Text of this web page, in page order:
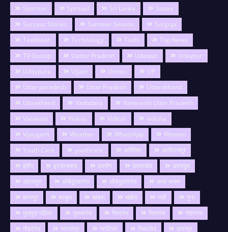
Sportsm
Spritual Sri Lanka
States
Success Stories
Summer Season
Surguja
Taalibaan
Technology Tools
Top News
TV Gossip
Uattar Pradesh Udaipur
Udaypur
Udaypura
Ujjain Unnao
UP
Uttar paradesh
Uttar Pradesh
Uttarakhand
Uttrakhand
Vadodara
Vanarashi Uttar Pradesh
Varanasi
Videos Videsh
vidisha
Vijaygarh
Weather WhatsApp
Women
Youth Care
youthcare अमेरिका
अलीराजपुर
इंदौर
इस्लामाबाद उज्जैन उत्तराखंड
उदयपुरा
उदायपुरा
ओबेदुल्लागंज औबेदुल्लागंज
कथा वाचन
कानपुर
काबुल खंडवा खंडेरा गङी
गुना
गुमशुदा महिला
गुलाबगंज गैतरगंज गैरतगंज
गोहरगंज
गौहरगंज
ग्यारसपुर ग्वालियर चिकलोद छतरपुर